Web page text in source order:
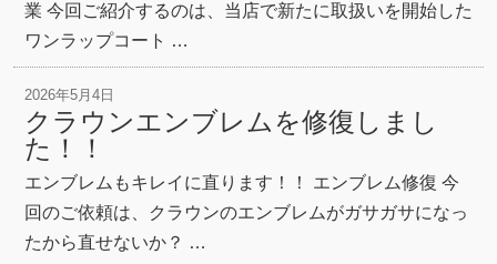
業 今回ご紹介するのは、当店で新たに取扱いを開始した
ワンラップコート …
2026年5月4日
クラウンエンブレムを修復しまし
た！！
エンブレムもキレイに直ります！！ エンブレム修復 今
回のご依頼は、クラウンのエンブレムがガサガサになっ
たから直せないか？ …